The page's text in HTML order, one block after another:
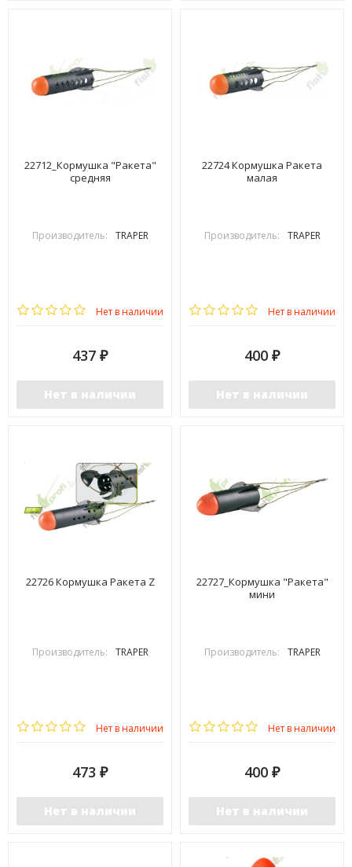
22712_Кормушка "Ракета"
средняя
Производитель: TRAPER
Нет в наличии
437 ₽
Нет в наличии
22724 Кормушка Ракета
малая
Производитель: TRAPER
Нет в наличии
400 ₽
Нет в наличии
22726 Кормушка Ракета Z
Производитель: TRAPER
Нет в наличии
473 ₽
Нет в наличии
22727_Кормушка "Ракета"
мини
Производитель: TRAPER
Нет в наличии
400 ₽
Нет в наличии